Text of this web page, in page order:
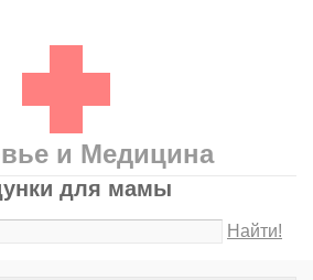
и Медицина
для мамы
Найти!